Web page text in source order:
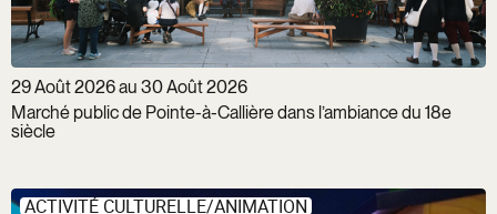
29 Août 2026 au 30 Août 2026
Marché public de Pointe-à-Callière dans l’ambiance du 18e
siècle
ACTIVITÉ CULTURELLE/ANIMATION